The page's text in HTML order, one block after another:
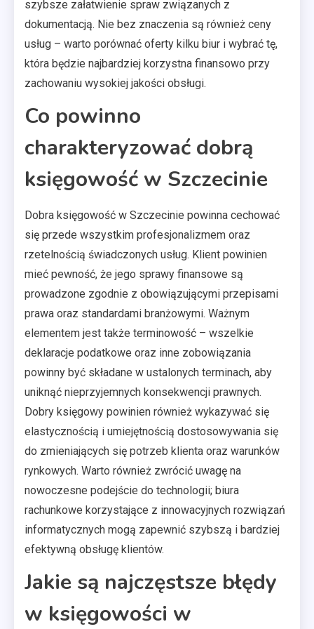
szybsze załatwienie spraw związanych z
dokumentacją. Nie bez znaczenia są również ceny
usług – warto porównać oferty kilku biur i wybrać tę,
która będzie najbardziej korzystna finansowo przy
zachowaniu wysokiej jakości obsługi.
Co powinno
charakteryzować dobrą
księgowość w Szczecinie
Dobra księgowość w Szczecinie powinna cechować
się przede wszystkim profesjonalizmem oraz
rzetelnością świadczonych usług. Klient powinien
mieć pewność, że jego sprawy finansowe są
prowadzone zgodnie z obowiązującymi przepisami
prawa oraz standardami branżowymi. Ważnym
elementem jest także terminowość – wszelkie
deklaracje podatkowe oraz inne zobowiązania
powinny być składane w ustalonych terminach, aby
uniknąć nieprzyjemnych konsekwencji prawnych.
Dobry księgowy powinien również wykazywać się
elastycznością i umiejętnością dostosowywania się
do zmieniających się potrzeb klienta oraz warunków
rynkowych. Warto również zwrócić uwagę na
nowoczesne podejście do technologii; biura
rachunkowe korzystające z innowacyjnych rozwiązań
informatycznych mogą zapewnić szybszą i bardziej
efektywną obsługę klientów.
Jakie są najczęstsze błędy
w księgowości w